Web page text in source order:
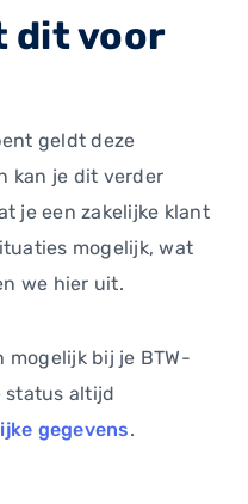
dit voor
geldt deze
kan je dit verder
je een zakelijke klant
mogelijk, wat
we hier uit.
mogelijk bij je BTW-
status altijd
gegevens.